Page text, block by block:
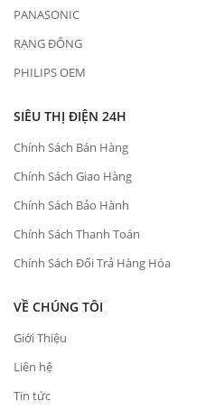
PANASONIC
RẠNG ĐÔNG
PHILIPS OEM
SIÊU THỊ ĐIỆN 24H
Chính Sách Bán Hàng
Chính Sách Giao Hàng
Chính Sách Bảo Hành
Chính Sách Thanh Toán
Chính Sách Đổi Trả Hàng Hóa
VỀ CHÚNG TÔI
Giới Thiệu
Liên hệ
Tin tức